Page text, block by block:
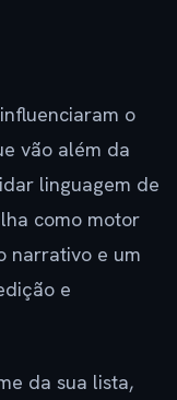
o
vão além da
linguagem de
como motor
narrativo e um
e
da sua lista,